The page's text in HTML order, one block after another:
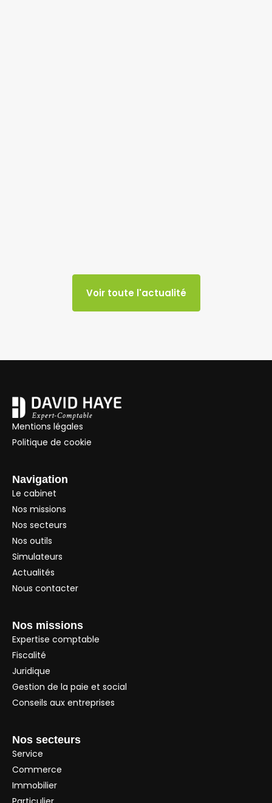
Voir toute l'actualité
Mentions légales
Politique de cookie
Navigation
Le cabinet
Nos missions
Nos secteurs
Nos outils
Simulateurs
Actualités
Nous contacter
Nos missions
Expertise comptable
Fiscalité
Juridique
Gestion de la paie et social
Conseils aux entreprises
Nos secteurs
Service
Commerce
Immobilier